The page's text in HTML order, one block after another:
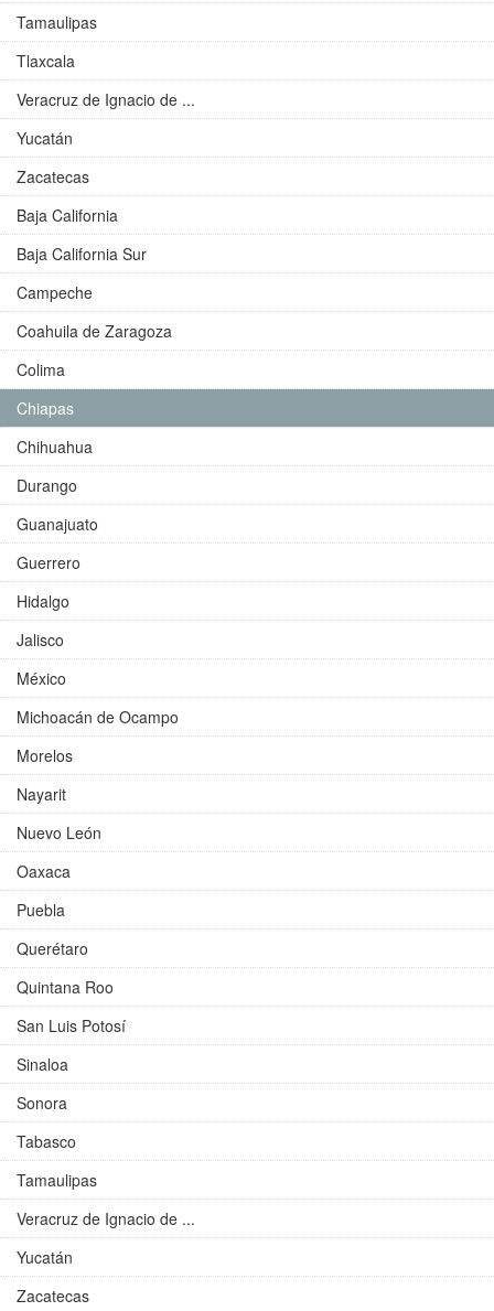
Tamaulipas
Tlaxcala
Veracruz de Ignacio de ...
Yucatán
Zacatecas
Baja California
Baja California Sur
Campeche
Coahuila de Zaragoza
Colima
Chiapas
Chihuahua
Durango
Guanajuato
Guerrero
Hidalgo
Jalisco
México
Michoacán de Ocampo
Morelos
Nayarit
Nuevo León
Oaxaca
Puebla
Querétaro
Quintana Roo
San Luis Potosí
Sinaloa
Sonora
Tabasco
Tamaulipas
Veracruz de Ignacio de ...
Yucatán
Zacatecas